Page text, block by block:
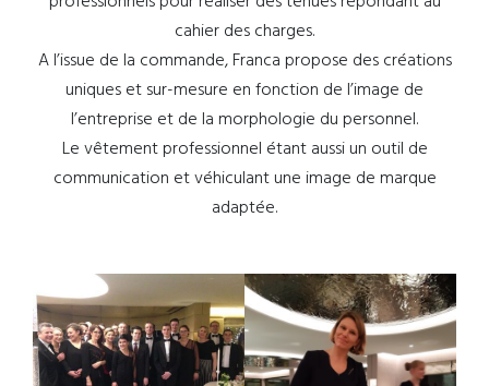
cahier des charges.
A l’issue de la commande, Franca propose des créations
uniques et sur-mesure en fonction de l’image de
l’entreprise et de la morphologie du personnel.
Le vêtement professionnel étant aussi un outil de
communication et véhiculant une image de marque
adaptée.